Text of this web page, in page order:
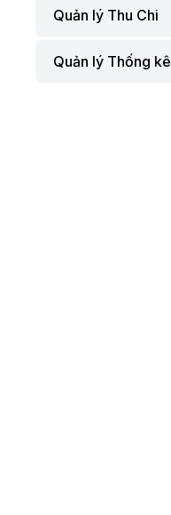
Quản lý Thu Chi
Thêm Thu Chi
Quản lý Thống kê